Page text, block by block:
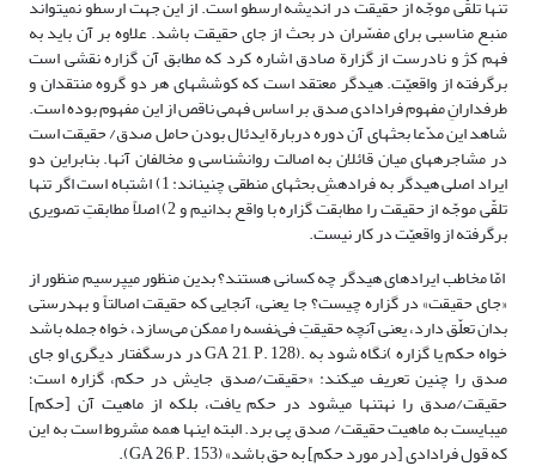
تنها تلقّى موجّه از حقیقت در اندیشه ارسطو است. از این جهت ارسطو نمى‏تواند
منبع مناسبى براى مفسّران در بحث از جاى حقیقت باشد. علاوه بر آن باید به
فهم کژ و نادرست از گزارة صادق اشاره کرد که مطابق آن گزاره نقشی است
برگرفته از واقعیّت. هیدگر معتقد است که کوشش‏هاى هر دو گروه منتقدان و
طرفدارانِ مفهوم فرادادى صدق بر اساس فهمى ناقص از این مفهوم بوده است.
شاهد این مدّعا بحث‏هاى آن دوره دربارة ایدئال بودن حامل صدق/ حقیقت است
در مشاجره‏هاى میان قائلان به اصالت روان‏شناسى و مخالفان آنها. بنابراین دو
ایراد اصلى هیدگر به فرادهشِ بحث‏هاى منطقى چنین‏اند: 1) اشتباه است اگر تنها
تلقّى موجّه از حقیقت را مطابقت گزاره با واقع بدانیم و 2) اصلاً مطابقتِ تصویرى
برگرفته از واقعیّت در کار نیست.
امّا مخاطب ایرادهاى هیدگر چه کسانى هستند؟ بدین منظور مى‏پرسیم منظور از
«جاى حقیقت» در گزاره چیست؟ جا یعنى، آنجایى که حقیقت اصالتاً و به‏درستى
بدان تعلّق دارد، یعنی آنچه حقیقتِ فی‌نفسه را ممکن می‌سازد، خواه جمله باشد
خواه حکم یا گزاره )نگاه شود به .(GA 21, P. 128 در درس‏گفتار دیگرى او جاى
صدق را چنین تعریف مى‏کند: «حقیقت/صدق جایش در حکم، گزاره است؛
حقیقت/صدق را نه‏تنها مى‏شود در حکم یافت، بلکه از ماهیت آن [حکم]
مى‏بایست به ماهیت حقیقت/ صدق پى برد. البته اینها همه مشروط است به این
که قول فرادادى [در مورد حکم] به حق باشد» (GA 26, P. 153).